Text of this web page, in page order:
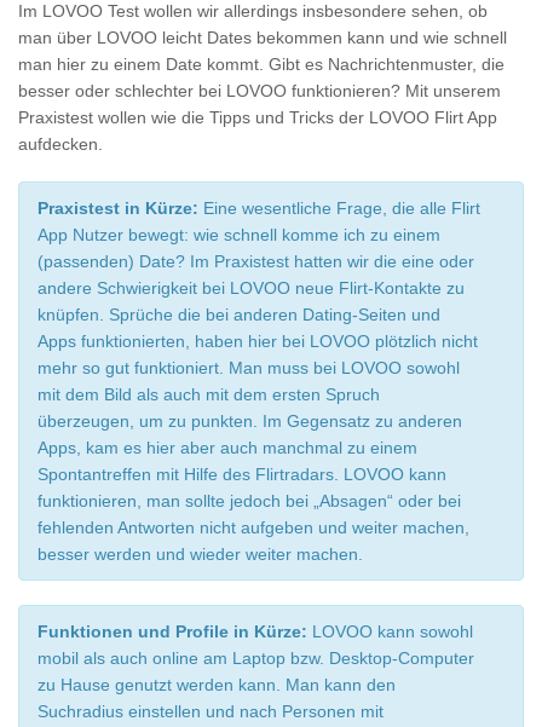
Im LOVOO Test wollen wir allerdings insbesondere sehen, ob
man über LOVOO leicht Dates bekommen kann und wie schnell
man hier zu einem Date kommt. Gibt es Nachrichtenmuster, die
besser oder schlechter bei LOVOO funktionieren? Mit unserem
Praxistest wollen wie die Tipps und Tricks der LOVOO Flirt App
aufdecken.
Praxistest in Kürze: Eine wesentliche Frage, die alle Flirt
App Nutzer bewegt: wie schnell komme ich zu einem
(passenden) Date? Im Praxistest hatten wir die eine oder
andere Schwierigkeit bei LOVOO neue Flirt-Kontakte zu
knüpfen. Sprüche die bei anderen Dating-Seiten und
Apps funktionierten, haben hier bei LOVOO plötzlich nicht
mehr so gut funktioniert. Man muss bei LOVOO sowohl
mit dem Bild als auch mit dem ersten Spruch
überzeugen, um zu punkten. Im Gegensatz zu anderen
Apps, kam es hier aber auch manchmal zu einem
Spontantreffen mit Hilfe des Flirtradars. LOVOO kann
funktionieren, man sollte jedoch bei „Absagen“ oder bei
fehlenden Antworten nicht aufgeben und weiter machen,
besser werden und wieder weiter machen.
Funktionen und Profile in Kürze: LOVOO kann sowohl
mobil als auch online am Laptop bzw. Desktop-Computer
zu Hause genutzt werden kann. Man kann den
Suchradius einstellen und nach Personen mit